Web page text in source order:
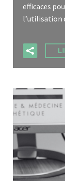
efficaces
l’utilisation